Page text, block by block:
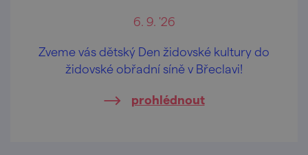
6. 9. '26
Zveme vás dětský Den židovské kultury do
židovské obřadní síně v Břeclavi!
prohlédnout